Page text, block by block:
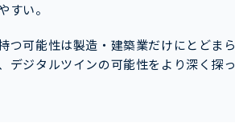
すい。
つ可能性は製造・建築業だけにとどま
デジタルツインの可能性をより深く探っ